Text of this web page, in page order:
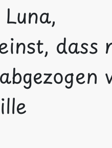
dass